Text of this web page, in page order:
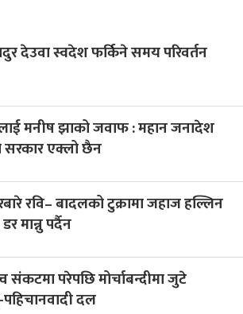
देउवा स्वदेश फर्किने समय परिवर्तन
मनीष झाको जवाफ : महान जनादेश
सरकार एक्लो छैन
रवि– बादलको टुक्रामा जहाज हल्लिन
मान्नु पर्दैन
संकटमा परेपछि मोर्चाबन्दीमा जुटे
दल